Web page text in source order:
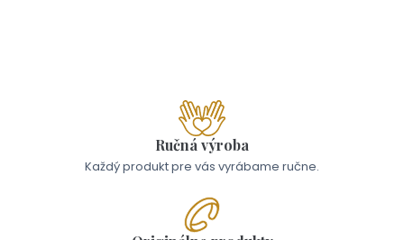
Ručná výroba
Každý produkt pre vás vyrábame ručne.